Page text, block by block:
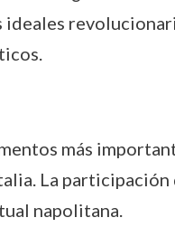
más
La
napolitana.